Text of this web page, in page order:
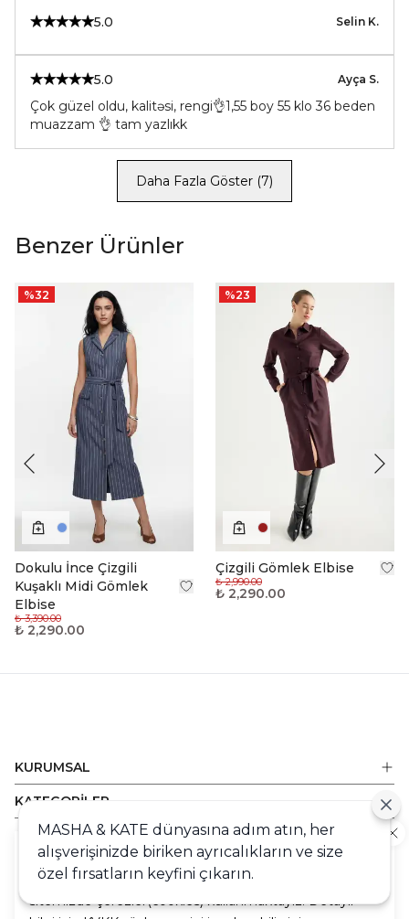
Cookie
Sizlere en iyi alışveriş deneyimini sunabilmek adına
sitemizde çerezler(cookies) kullanmaktayız. Detaylı
5.0 Selin K.
5.0 Ayça S.
Çok güzel oldu, kalitəsi, rengi👌1,55 boy 55 klo 36 beden
muazzam 👌 tam yazlıkk
Daha Fazla Göster (7)
Benzer Ürünler
%32
Dokulu İnce Çizgili
Kuşaklı Midi Gömlek
Elbise
₺ 3,390.00
₺ 2,290.00
%23
Çizgili Gömlek Elbise
₺ 2,990.00
₺ 2,290.00
KURUMSAL
KATEGORİLER
ALIŞVERİŞ
DESTEK
MASHA & KATE dünyasına adım atın, her
alışverişinizde biriken ayrıcalıkların ve size
özel fırsatların keyfini çıkarın.